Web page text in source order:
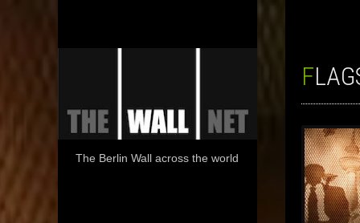
The Berlin Wall across the world